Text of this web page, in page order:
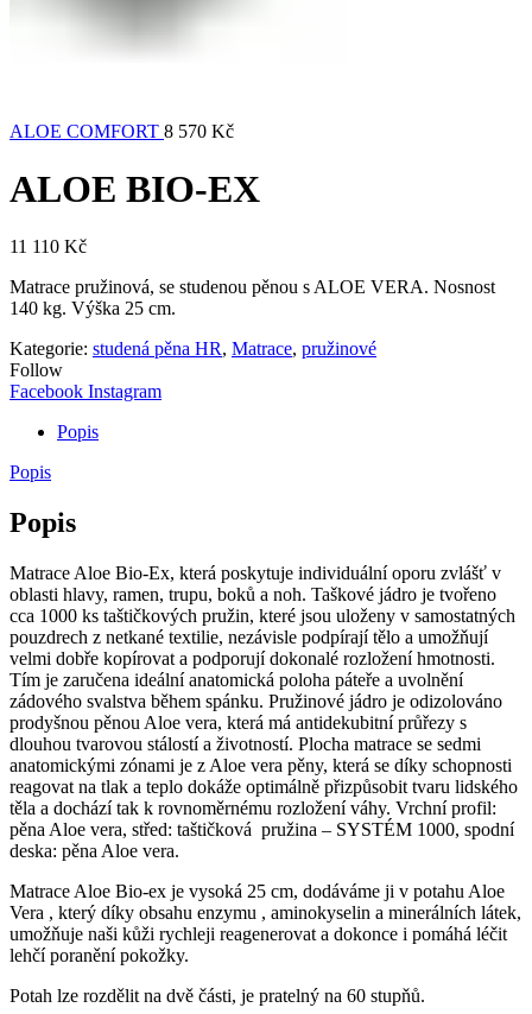
ALOE COMFORT 8 570 Kč
ALOE BIO-EX
11 110 Kč
Matrace pružinová, se studenou pěnou s ALOE VERA. Nosnost
140 kg. Výška 25 cm.
Kategorie: studená pěna HR, Matrace, pružinové
Follow
Facebook Instagram
Popis
Popis
Popis
Matrace Aloe Bio-Ex, která poskytuje individuální oporu zvlášť v
oblasti hlavy, ramen, trupu, boků a noh. Taškové jádro je tvořeno
cca 1000 ks taštičkových pružin, které jsou uloženy v samostatných
pouzdrech z netkané textilie, nezávisle podpírají tělo a umožňují
velmi dobře kopírovat a podporují dokonalé rozložení hmotnosti.
Tím je zaručena ideální anatomická poloha páteře a uvolnění
zádového svalstva během spánku. Pružinové jádro je odizolováno
prodyšnou pěnou Aloe vera, která má antidekubitní průřezy s
dlouhou tvarovou stálostí a životností. Plocha matrace se sedmi
anatomickými zónami je z Aloe vera pěny, která se díky schopnosti
reagovat na tlak a teplo dokáže optimálně přizpůsobit tvaru lidského
těla a dochází tak k rovnoměrnému rozložení váhy. Vrchní profil:
pěna Aloe vera, střed: taštičková pružina – SYSTÉM 1000, spodní
deska: pěna Aloe vera.
Matrace Aloe Bio-ex je vysoká 25 cm, dodáváme ji v potahu Aloe
Vera , který díky obsahu enzymu , aminokyselin a minerálních látek,
umožňuje naši kůži rychleji reagenerovat a dokonce i pomáhá léčit
lehčí poranění pokožky.
Potah lze rozdělit na dvě části, je pratelný na 60 stupňů.